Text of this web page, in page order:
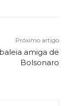
Próximo artigo
amiga de
Bolsonaro